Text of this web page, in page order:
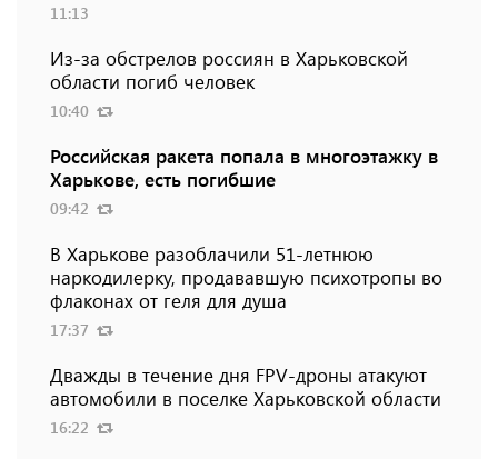
11:13
Из-за обстрелов россиян в Харьковской
области погиб человек
10:40
Российская ракета попала в многоэтажку в
Харькове, есть погибшие
09:42
В Харькове разоблачили 51-летнюю
наркодилерку, продававшую психотропы во
флаконах от геля для душа
17:37
Дважды в течение дня FPV-дроны атакуют
автомобили в поселке Харьковской области
16:22